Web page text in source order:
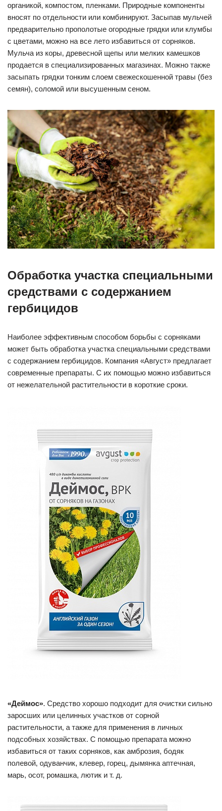
органикой, компостом, пленками. Природные компоненты
вносят по отдельности или комбинируют. Засыпав мульчей
предварительно прополотые огородные грядки или клумбы
с цветами, можно на все лето избавиться от сорняков.
Мульча из коры, древесной щепы или мелких камешков
продается в специализированных магазинах. Можно также
засыпать грядки тонким слоем свежескошенной травы (без
семян), соломой или высушенным сеном.
Обработка участка специальными
средствами с содержанием
гербицидов
Наиболее эффективным способом борьбы с сорняками
может быть обработка участка специальными средствами
с содержанием гербицидов. Компания «Август» предлагает
современные препараты. С их помощью можно избавиться
от нежелательной растительности в короткие сроки.
«Деймос». Средство хорошо подходит для очистки сильно
заросших или целинных участков от сорной
растительности, а также для применения в личных
подсобных хозяйствах. С помощью препарата можно
избавиться от таких сорняков, как амброзия, бодяк
полевой, одуванчик, клевер, горец, дымянка аптечная,
марь, осот, ромашка, лютик и т. д.